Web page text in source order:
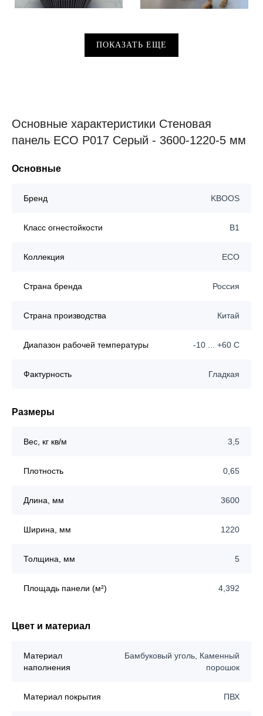
ПОКАЗАТЬ ЕЩЕ
Основные характеристики Стеновая
панель ECO P017 Серый - 3600-1220-5 мм
Основные
Бренд KBOOS
Класс огнестойкости B1
Коллекция ECO
Страна бренда Россия
Страна производства Китай
Диапазон рабочей температуры -10 ... +60 C
Фактурность Гладкая
Размеры
Вес, кг кв/м 3,5
Плотность 0,65
Длина, мм 3600
Ширина, мм 1220
Толщина, мм 5
Площадь панели (м²) 4,392
Цвет и материал
Материал
наполнения
Бамбуковый уголь, Каменный
порошок
Материал покрытия ПВХ